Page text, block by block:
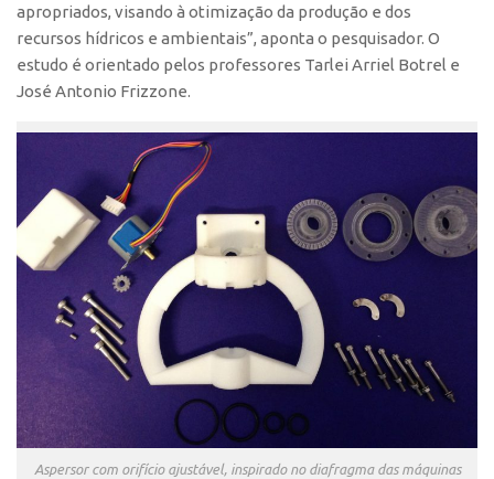
apropriados, visando à otimização da produção e dos
recursos hídricos e ambientais”, aponta o pesquisador. O
estudo é orientado pelos professores Tarlei Arriel Botrel e
José Antonio Frizzone.
Aspersor com orifício ajustável, inspirado no diafragma das máquinas